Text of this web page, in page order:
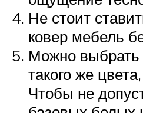
Не стоит
ковер мебель
Можно выбрать
такого же
Чтобы не